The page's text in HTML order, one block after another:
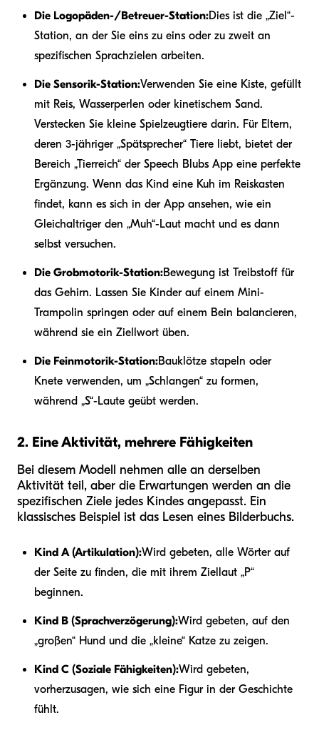
Die Logopäden-/Betreuer-Station:Dies ist die „Ziel“-
Station, an der Sie eins zu eins oder zu zweit an
spezifischen Sprachzielen arbeiten.
Die Sensorik-Station:Verwenden Sie eine Kiste, gefüllt
mit Reis, Wasserperlen oder kinetischem Sand.
Verstecken Sie kleine Spielzeugtiere darin. Für Eltern,
deren 3-jähriger „Spätsprecher“ Tiere liebt, bietet der
Bereich „Tierreich“ der Speech Blubs App eine perfekte
Ergänzung. Wenn das Kind eine Kuh im Reiskasten
findet, kann es sich in der App ansehen, wie ein
Gleichaltriger den „Muh“-Laut macht und es dann
selbst versuchen.
Die Grobmotorik-Station:Bewegung ist Treibstoff für
das Gehirn. Lassen Sie Kinder auf einem Mini-
Trampolin springen oder auf einem Bein balancieren,
während sie ein Ziellwort üben.
Die Feinmotorik-Station:Bauklötze stapeln oder
Knete verwenden, um „Schlangen“ zu formen,
während „S“-Laute geübt werden.
2. Eine Aktivität, mehrere Fähigkeiten
Bei diesem Modell nehmen alle an derselben
Aktivität teil, aber die Erwartungen werden an die
spezifischen Ziele jedes Kindes angepasst. Ein
klassisches Beispiel ist das Lesen eines Bilderbuchs.
Kind A (Artikulation):Wird gebeten, alle Wörter auf
der Seite zu finden, die mit ihrem Ziellaut „P“
beginnen.
Kind B (Sprachverzögerung):Wird gebeten, auf den
„großen“ Hund und die „kleine“ Katze zu zeigen.
Kind C (Soziale Fähigkeiten):Wird gebeten,
vorherzusagen, wie sich eine Figur in der Geschichte
fühlt.